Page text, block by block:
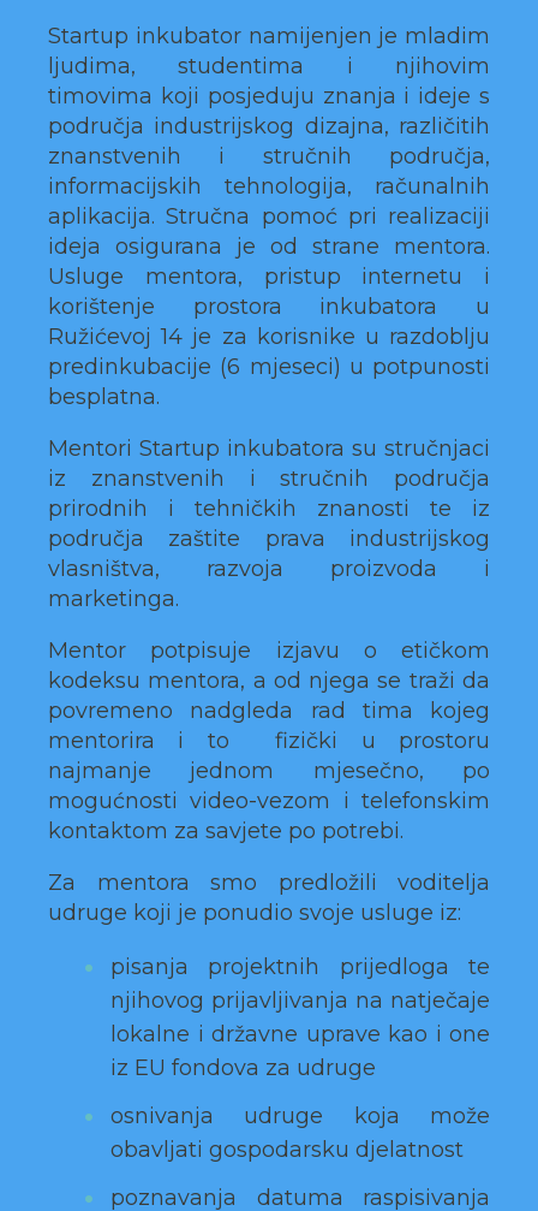
Startup inkubator namijenjen je mladim
ljudima, studentima i njihovim
timovima koji posjeduju znanja i ideje s
područja industrijskog dizajna, različitih
znanstvenih i stručnih područja,
informacijskih tehnologija, računalnih
aplikacija. Stručna pomoć pri realizaciji
ideja osigurana je od strane mentora.
Usluge mentora, pristup internetu i
korištenje prostora inkubatora u
Ružićevoj 14 je za korisnike u razdoblju
predinkubacije (6 mjeseci) u potpunosti
besplatna.
Mentori Startup inkubatora su stručnjaci
iz znanstvenih i stručnih područja
prirodnih i tehničkih znanosti te iz
područja zaštite prava industrijskog
vlasništva, razvoja proizvoda i
marketinga.
Mentor potpisuje izjavu o etičkom
kodeksu mentora, a od njega se traži da
povremeno nadgleda rad tima kojeg
mentorira i to fizički u prostoru
najmanje jednom mjesečno, po
mogućnosti video-vezom i telefonskim
kontaktom za savjete po potrebi.
Za mentora smo predložili voditelja
udruge koji je ponudio svoje usluge iz:
pisanja projektnih prijedloga te
njihovog prijavljivanja na natječaje
lokalne i državne uprave kao i one
iz EU fondova za udruge
osnivanja udruge koja može
obavljati gospodarsku djelatnost
poznavanja datuma raspisivanja